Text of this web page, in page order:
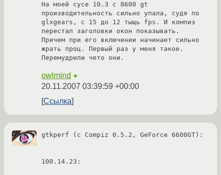
На моей сусе 10.3 с 8600 gt
производительность сильно упала, судя по
glxgears, с 15 до 12 тыщь fps. И компиз
перестал заголовки окон показывать.
Причем при его включении начинает сильно
жрать проц. Первый раз у меня такое.
Перемудрили чето они.
owlmind ★
20.11.2007 03:39:59 +00:00
Ссылка
gtkperf (с Compiz 0.5.2, GeForce 6600GT):
100.14.23: